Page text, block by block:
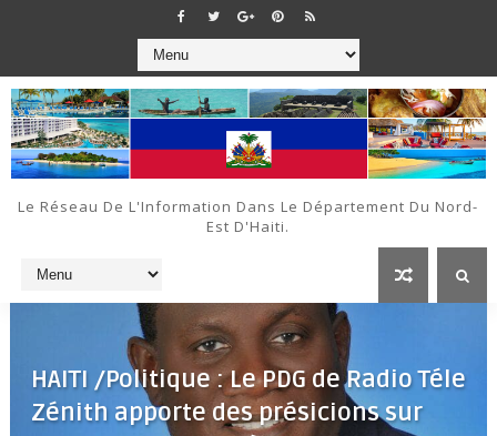
Le Réseau De L'Information Dans Le Département Du Nord-
Est D'Haiti.
HAITI /Politique : Le PDG de Radio Téle
Zénith apporte des présicions sur